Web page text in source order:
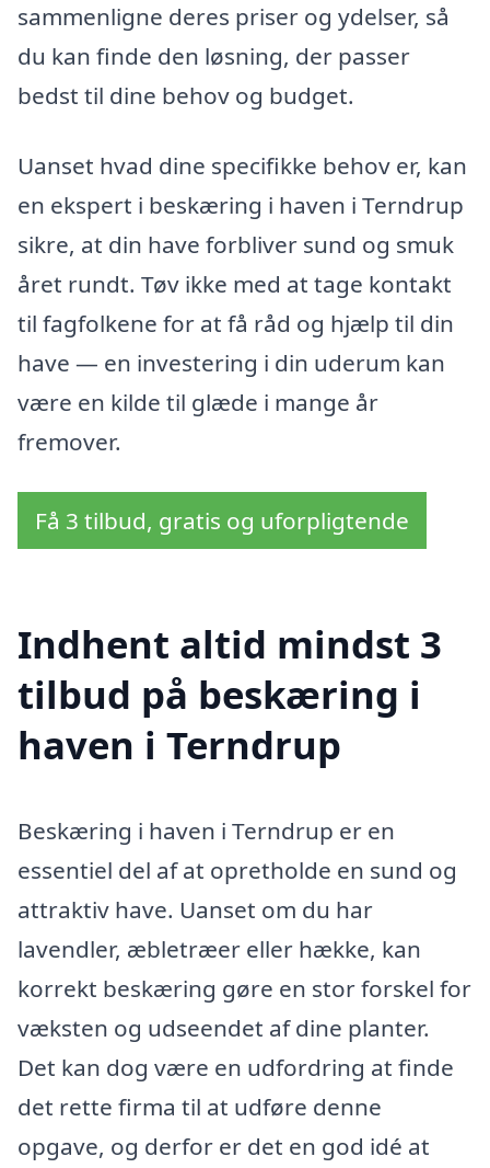
sammenligne deres priser og ydelser, så
du kan finde den løsning, der passer
bedst til dine behov og budget.
Uanset hvad dine specifikke behov er, kan
en ekspert i beskæring i haven i Terndrup
sikre, at din have forbliver sund og smuk
året rundt. Tøv ikke med at tage kontakt
til fagfolkene for at få råd og hjælp til din
have — en investering i din uderum kan
være en kilde til glæde i mange år
fremover.
Få 3 tilbud, gratis og uforpligtende
Indhent altid mindst 3
tilbud på beskæring i
haven i Terndrup
Beskæring i haven i Terndrup er en
essentiel del af at opretholde en sund og
attraktiv have. Uanset om du har
lavendler, æbletræer eller hække, kan
korrekt beskæring gøre en stor forskel for
væksten og udseendet af dine planter.
Det kan dog være en udfordring at finde
det rette firma til at udføre denne
opgave, og derfor er det en god idé at